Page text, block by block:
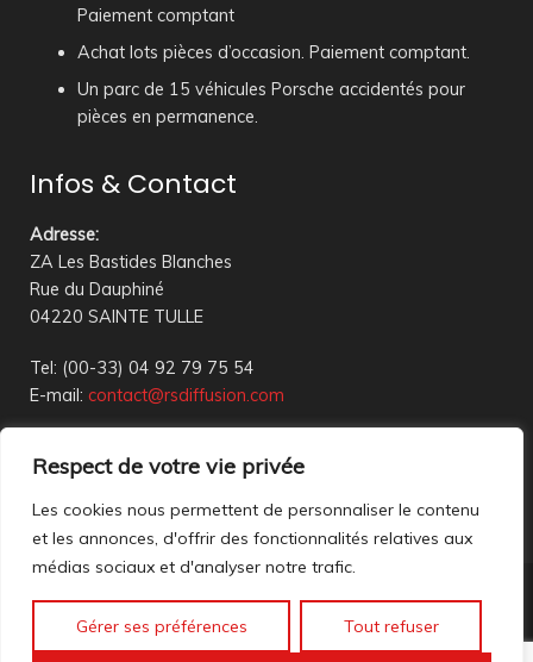
Respect de votre vie privée
Les cookies nous permettent de personnaliser le contenu
et les annonces, d'offrir des fonctionnalités relatives aux
médias sociaux et d'analyser notre trafic.
Gérer ses préférences Tout refuser
Paiement comptant
Achat lots pièces d’occasion. Paiement comptant.
Un parc de 15 véhicules Porsche accidentés pour
pièces en permanence.
Infos & Contact
Adresse:
ZA Les Bastides Blanches
Rue du Dauphiné
04220 SAINTE TULLE
Tel: (00-33) 04 92 79 75 54
E-mail: contact@rsdiffusion.com
18h00
Réception en magasin sur rendez-vous uniquement
Nous contacter
Mentions légales